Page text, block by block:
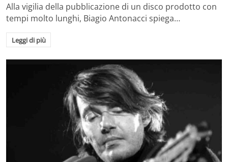
Alla vigilia della pubblicazione di un disco prodotto con
tempi molto lunghi, Biagio Antonacci spiega…
Leggi di più